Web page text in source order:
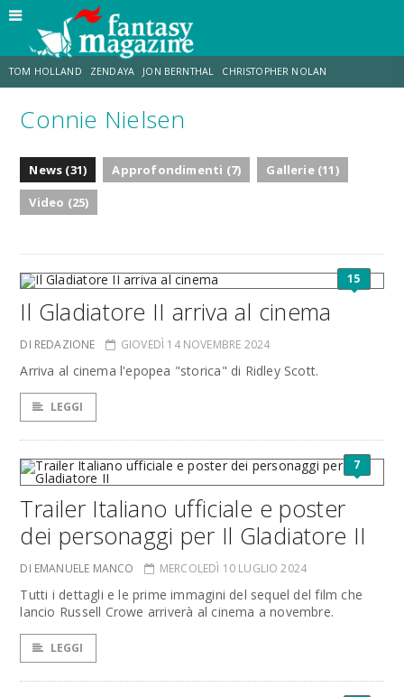
TOM HOLLAND ZENDAYA JON BERNTHAL CHRISTOPHER NOLAN
STRANIMONDI LUCCA COMICS & GAMES
DESTIN DANIEL CRETTON
Connie Nielsen
News (31) Approfondimenti (7)
Gallerie (11)
Video (25)
15
Il Gladiatore II arriva al cinema
DI REDAZIONE GIOVEDÌ 14 NOVEMBRE 2024
Arriva al cinema l'epopea "storica" di Ridley Scott.
LEGGI
7
Trailer Italiano ufficiale e poster
dei personaggi per Il Gladiatore II
DI EMANUELE MANCO MERCOLEDÌ 10 LUGLIO 2024
Tutti i dettagli e le prime immagini del sequel del film che
lancio Russell Crowe arriverà al cinema a novembre.
LEGGI